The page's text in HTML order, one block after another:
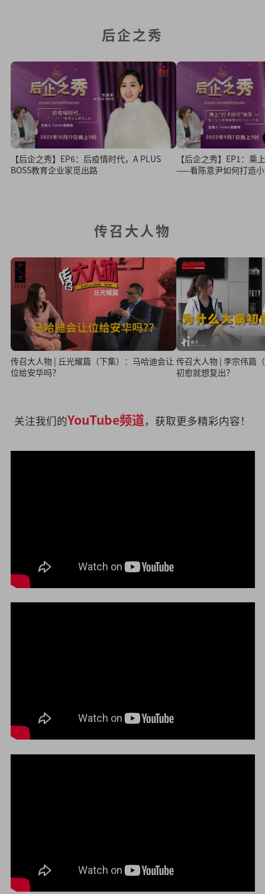
后企之秀
【后企之秀】EP6：后疫情时代，A PLUS
BOSS教育企业家觅出路
【后企之秀】EP1：
——看陈意尹如何打造
传召大人物
传召大人物 | 丘光耀篇（下集）：马哈迪会让
位给安华吗？
传召大人物 | 李宗伟篇
初愈就想复出？
关注我们的YouTube频道，获取更多精彩内容！